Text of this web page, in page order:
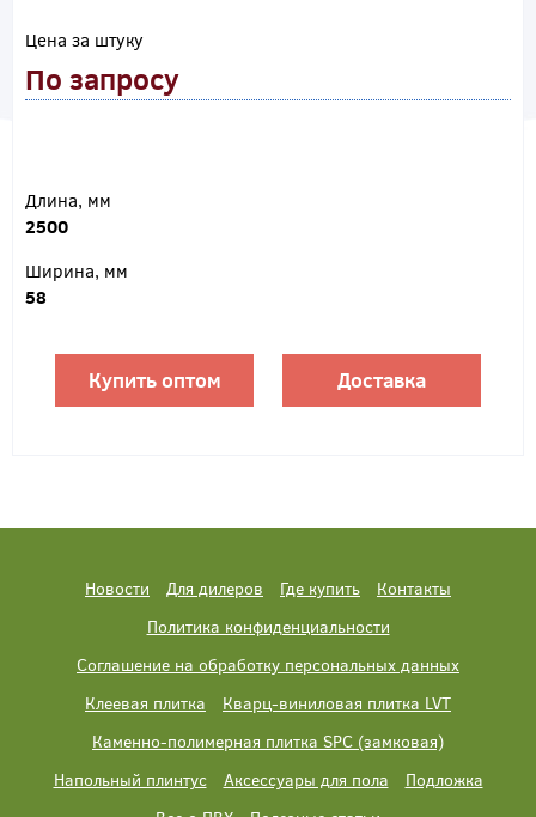
Цена за штуку
По запросу
Длина, мм
2500
Ширина, мм
58
Купить оптом Доставка
Новости Для дилеров Где купить
Контакты
Политика конфиденциальности
Соглашение на обработку персональных данных
Клеевая плитка
Кварц-виниловая плитка LVT
Каменно-полимерная плитка SPC (замковая)
Напольный плинтус
Аксессуары для пола
Подложка